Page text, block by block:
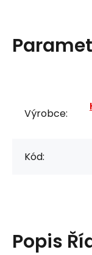
Výrobce:
Kód:
Popis